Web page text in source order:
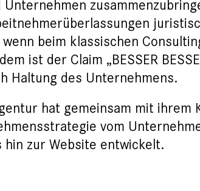
beim klassischen
ist der Claim „BESSER
Haltung des Unternehmens.
hat gemeinsam mit ihrem
vom
hin zur Website entwickelt.